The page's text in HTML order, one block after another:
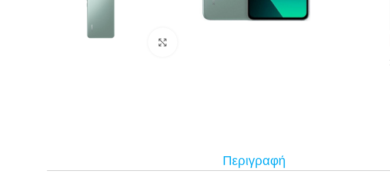
Περιγραφή